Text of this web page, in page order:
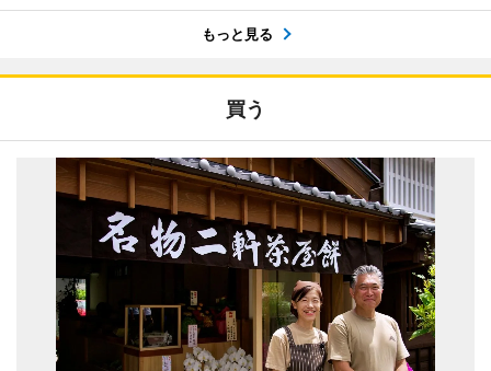
もっと見る
買う